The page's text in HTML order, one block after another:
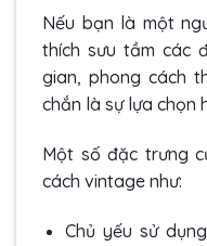
Nếu bạn là một
thích sưu tầm các
gian, phong cách
chắn là sự lựa chọn
Một số đặc trưng
cách vintage như:
Chủ yếu sử